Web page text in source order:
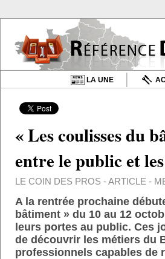
LA UNE
« Les coulisses du
entre le public et
LE COIN DES PROS - ARTICLE -
A la rentrée prochaine
bâtiment » du 10 au 12
leurs portes au public. Ces
de découvrir les métiers du
professionnels capables de